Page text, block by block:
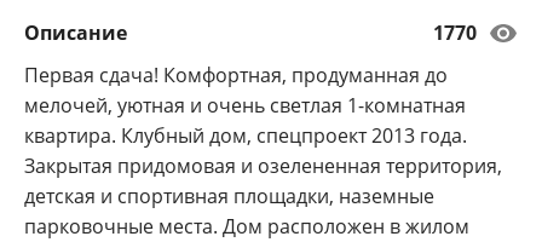
Описание
1770
Первая сдача! Комфортная, продуманная до
мелочей, уютная и очень светлая 1-комнатная
квартира. Клубный дом, спецпроект 2013 года.
Закрытая придомовая и озелененная территория,
детская и спортивная площадки, наземные
парковочные места. Дом расположен в жилом